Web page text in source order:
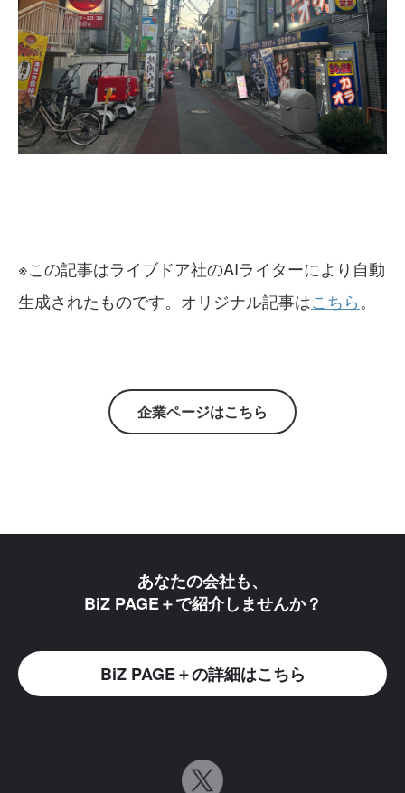
※この記事はライブドア社のAIライターにより自動
生成されたものです。オリジナル記事はこちら。
企業ページはこちら
あなたの会社も、
BiZ PAGE＋で紹介しませんか？
BiZ PAGE＋の詳細はこちら